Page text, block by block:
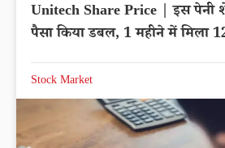
Unitech Share Price | इस पेनी
पैसा किया डबल, 1 महीने में मिला
Stock Market